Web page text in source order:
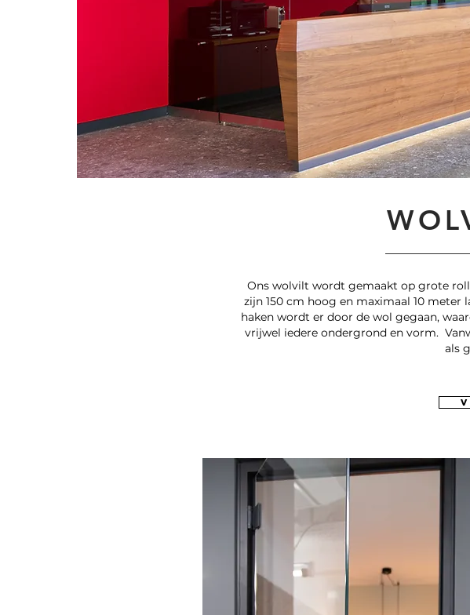
Ons wolvilt wordt gemaakt op grote
zijn 150 cm hoog en maximaal 10 meter
haken wordt er door de wol gegaan,
vrijwel iedere ondergrond en vorm.
als